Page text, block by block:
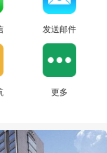
发送邮件
更多